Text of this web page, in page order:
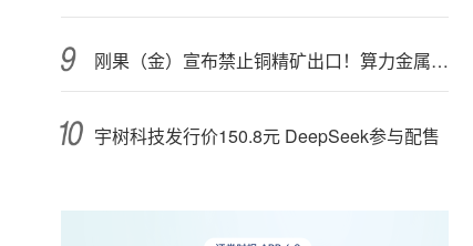
刚果（金）宣布禁止铜精矿出口！算力金属影响多大？
宇树科技发行价150.8元 DeepSeek参与配售